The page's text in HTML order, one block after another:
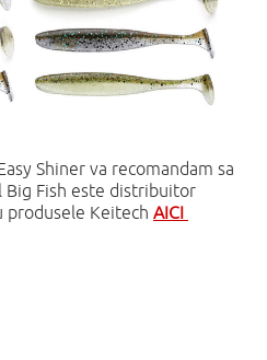
Shiner va recomandam sa
Big Fish este distribuitor
produsele Keitech AICI